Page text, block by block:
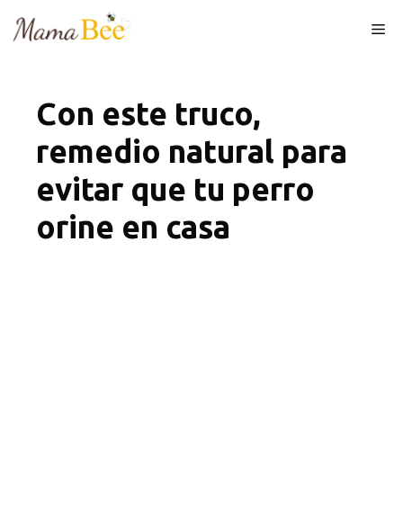
Con este truco,
remedio natural para
evitar que tu perro
orine en casa